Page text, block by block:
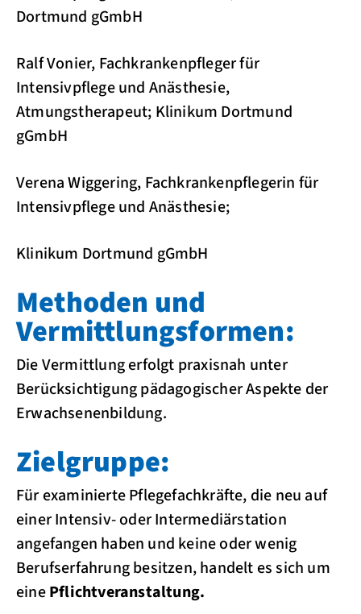
Dortmund gGmbH
Ralf Vonier, Fachkrankenpfleger für
Intensivpflege und Anästhesie,
Atmungstherapeut; Klinikum Dortmund
gGmbH
Verena Wiggering, Fachkrankenpflegerin für
Intensivpflege und Anästhesie;
Klinikum Dortmund gGmbH
Methoden und
Vermittlungsformen:
Die Vermittlung erfolgt praxisnah unter
Berücksichtigung pädagogischer Aspekte der
Erwachsenenbildung.
Zielgruppe:
Für examinierte Pflegefachkräfte, die neu auf
einer Intensiv- oder Intermediärstation
angefangen haben und keine oder wenig
Berufserfahrung besitzen,handelt es sich um
einePflichtveranstaltung.